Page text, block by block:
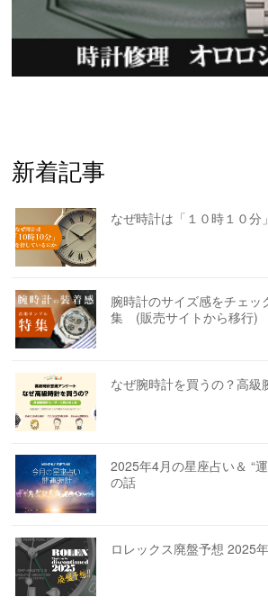
新着記事
なぜ時計は「１０時１０分
腕時計のサイズ感をチェッ
集 (販売サイトから移行)
なぜ腕時計を買うの？高級
2025年4月の星座占い＆ “
の話
ロレックス廃盤予想 2025年